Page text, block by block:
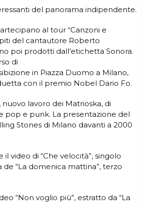
del panorama indipendente.
al tour “Canzoni e
del cantautore Roberto
poi prodotti dall’etichetta Sonora.
di
in Piazza Duomo a Milano,
con il premio Nobel Dario Fo.
nuovo lavoro dei Matrioska, di
pop e punk. La presentazione del
Stones di Milano davanti a 2000
il video di “Che velocità”, singolo
de “La domenica mattina”, terzo
“Non voglio più”, estratto da “La